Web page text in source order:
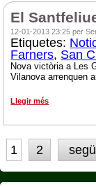
El
12-01-2013 23:25 per
Etiquetes:
Farners, San
Nova victòria a Les
Vilanova arrenquen
Llegir més
1 2